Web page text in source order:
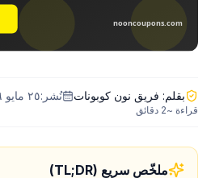
بقلم: فريق نون كوبونات نُشر:٢٥ مايو ٢٠٢٦
قراءة ~2 دقائق
ملخّص سريع (TL;DR)